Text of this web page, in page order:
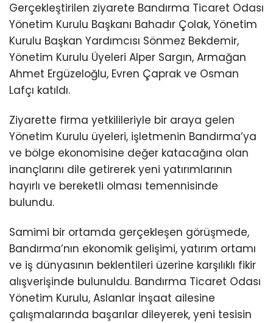
Gerçekleştirilen ziyarete Bandırma Ticaret Odası
Yönetim Kurulu Başkanı Bahadır Çolak, Yönetim
Kurulu Başkan Yardımcısı Sönmez Bekdemir,
Yönetim Kurulu Üyeleri Alper Sargın, Armağan
Ahmet Ergüzeloğlu, Evren Çaprak ve Osman
Lafçı katıldı.
Ziyarette firma yetkilileriyle bir araya gelen
Yönetim Kurulu üyeleri, işletmenin Bandırma’ya
ve bölge ekonomisine değer katacağına olan
inançlarını dile getirerek yeni yatırımlarının
hayırlı ve bereketli olması temennisinde
bulundu.
Samimi bir ortamda gerçekleşen görüşmede,
Bandırma’nın ekonomik gelişimi, yatırım ortamı
ve iş dünyasının beklentileri üzerine karşılıklı fikir
alışverişinde bulunuldu. Bandırma Ticaret Odası
Yönetim Kurulu, Aslanlar İnşaat ailesine
çalışmalarında başarılar dileyerek, yeni tesisin